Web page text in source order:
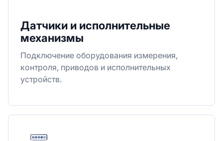
Датчики и исполнительные
механизмы
Подключение оборудования измерения,
контроля, приводов и исполнительных
устройств.